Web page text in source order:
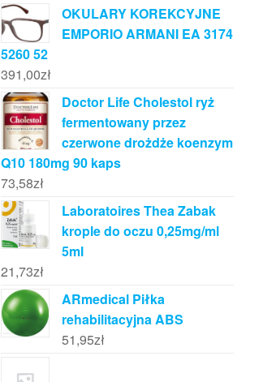
OKULARY KOREKCYJNE
EMPORIO ARMANI EA 3174
5260 52
391,00zł
Doctor Life Cholestol ryż
fermentowany przez
czerwone drożdże koenzym
Q10 180mg 90 kaps
73,58zł
Laboratoires Thea Zabak
krople do oczu 0,25mg/ml
5ml
21,73zł
ARmedical Piłka
rehabilitacyjna ABS
51,95zł